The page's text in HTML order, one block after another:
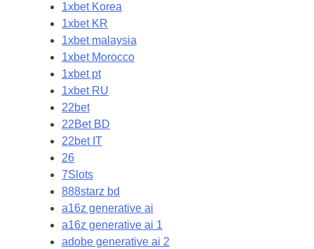
1xbet Korea
1xbet KR
1xbet malaysia
1xbet Morocco
1xbet pt
1xbet RU
22bet
22Bet BD
22bet IT
26
7Slots
888starz bd
a16z generative ai
a16z generative ai 1
adobe generative ai 2